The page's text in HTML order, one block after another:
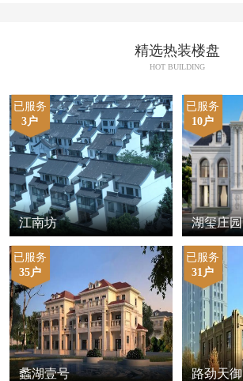
精选热装楼盘
HOT BUILDING
已服务
3户
江南坊
已服务
10户
湖玺庄园
已服务
35户
蠡湖壹号
已服务
31户
路劲天御